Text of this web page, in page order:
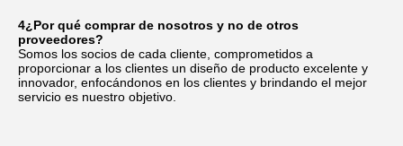
4¿Por qué comprar de nosotros y no de otros
proveedores?
Somos los socios de cada cliente, comprometidos a
proporcionar a los clientes un diseño de producto excelente y
innovador, enfocándonos en los clientes y brindando el mejor
servicio es nuestro objetivo.